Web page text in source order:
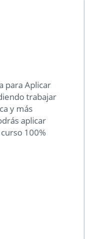
para Aplicar
trabajar
y más
aplicar
100%